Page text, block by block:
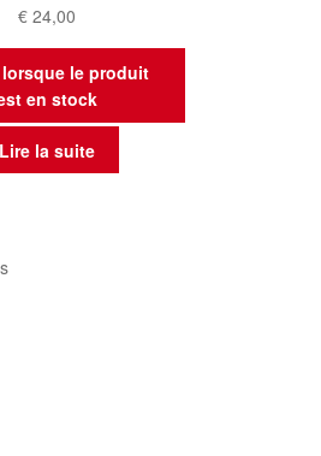
€24,00
le produit
en stock
Lire la suite
Trié